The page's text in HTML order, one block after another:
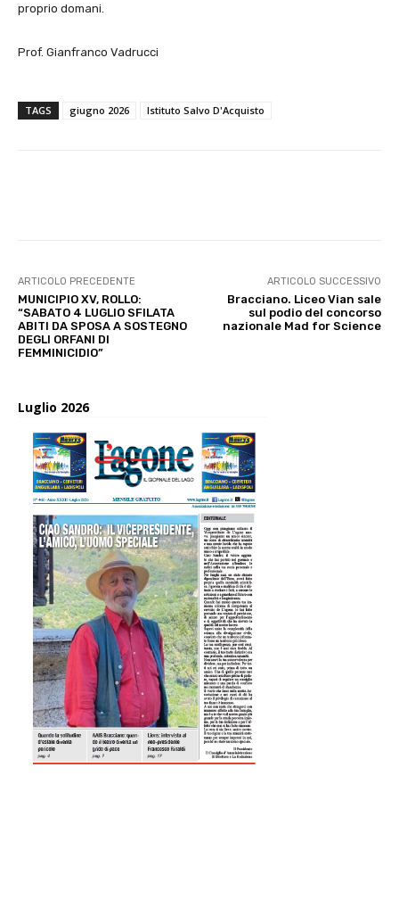
proprio domani.
Prof. Gianfranco Vadrucci
TAGS giugno 2026 Istituto Salvo D'Acquisto
ARTICOLO PRECEDENTE
MUNICIPIO XV, ROLLO:
“SABATO 4 LUGLIO SFILATA
ABITI DA SPOSA A SOSTEGNO
DEGLI ORFANI DI
FEMMINICIDIO”
ARTICOLO SUCCESSIVO
Bracciano. Liceo Vian sale
sul podio del concorso
nazionale Mad for Science
Luglio 2026